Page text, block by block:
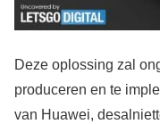
Deze oplossing zal
produceren en te
van Huawei,